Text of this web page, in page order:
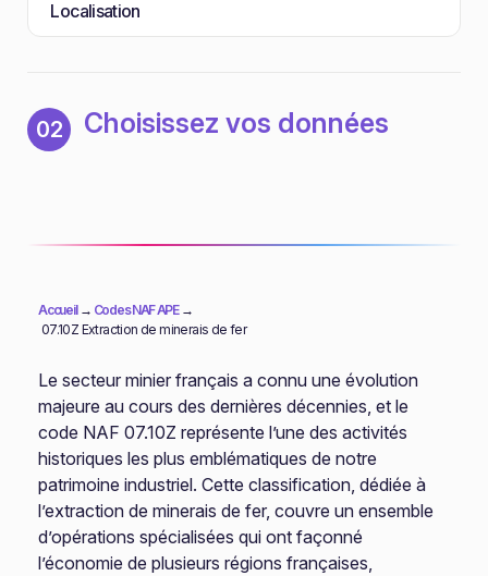
Localisation
02 Choisissez vos données
Accueil→ Codes NAF APE→
07.10Z Extraction de minerais de fer
Le secteur minier français a connu une évolution
majeure au cours des dernières décennies, et le
code NAF 07.10Z représente l’une des activités
historiques les plus emblématiques de notre
patrimoine industriel. Cette classification, dédiée à
l’extraction de minerais de fer, couvre un ensemble
d’opérations spécialisées qui ont façonné
l’économie de plusieurs régions françaises,